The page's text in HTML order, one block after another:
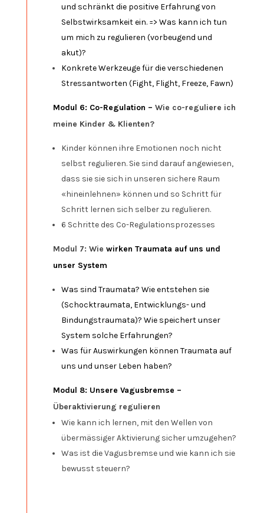
und schränkt die positive Erfahrung von
Selbstwirksamkeit ein. => Was kann ich tun
um mich zu regulieren (vorbeugend und
akut)?
Konkrete Werkzeuge für die verschiedenen
Stressantworten (Fight, Flight, Freeze, Fawn)
Modul 6: Co-Regulation – Wie co-reguliere ich
meine Kinder & Klienten?
Kinder können ihre Emotionen noch nicht
selbst regulieren. Sie sind darauf angewiesen,
dass sie sie sich in unseren sichere Raum
«hineinlehnen» können und so Schritt für
Schritt lernen sich selber zu regulieren.
6 Schritte des Co-Regulationsprozesses
Modul 7: Wie wirken Traumata auf uns und
unser System
Was sind Traumata? Wie entstehen sie
(Schocktraumata, Entwicklungs- und
Bindungstraumata)? Wie speichert unser
System solche Erfahrungen?
Was für Auswirkungen können Traumata auf
uns und unser Leben haben?
Modul 8: Unsere Vagusbremse –
Überaktivierung regulieren
Wie kann ich lernen, mit den Wellen von
übermässiger Aktivierung sicher umzugehen?
Was ist die Vagusbremse und wie kann ich sie
bewusst steuern?